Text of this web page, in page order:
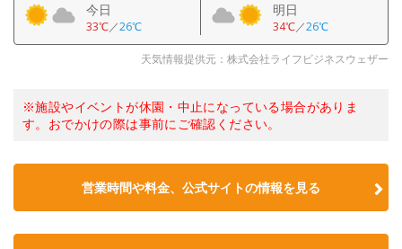
今日
33℃／26℃
明日
34℃／26℃
天気情報提供元：株式会社ライフビジネスウェザー
※施設やイベントが休園・中止になっている場合がありま
す。おでかけの際は事前にご確認ください。
営業時間や料金、公式サイトの情報を見る